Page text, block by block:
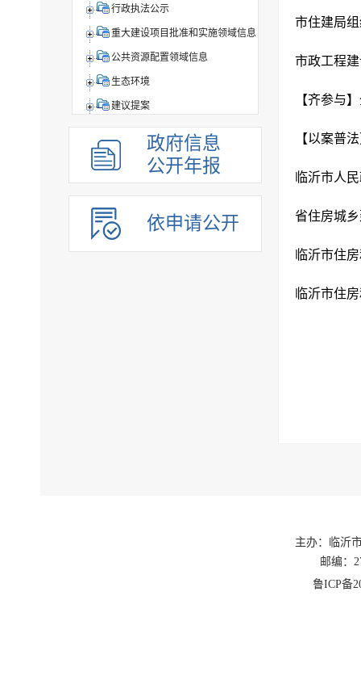
行政执法公示
重大建设项目批准和实施领域信息
公共资源配置领域信息
生态环境
建议提案
组织管理
应急管理
重点领域
法制政府建设工作年报
政府信息
公开年报
依申请公开
市住建局
市政工程
【齐参与
【以案普
临沂市人
省住房城
临沂市住
主办：临沂
邮编：
鲁ICP备